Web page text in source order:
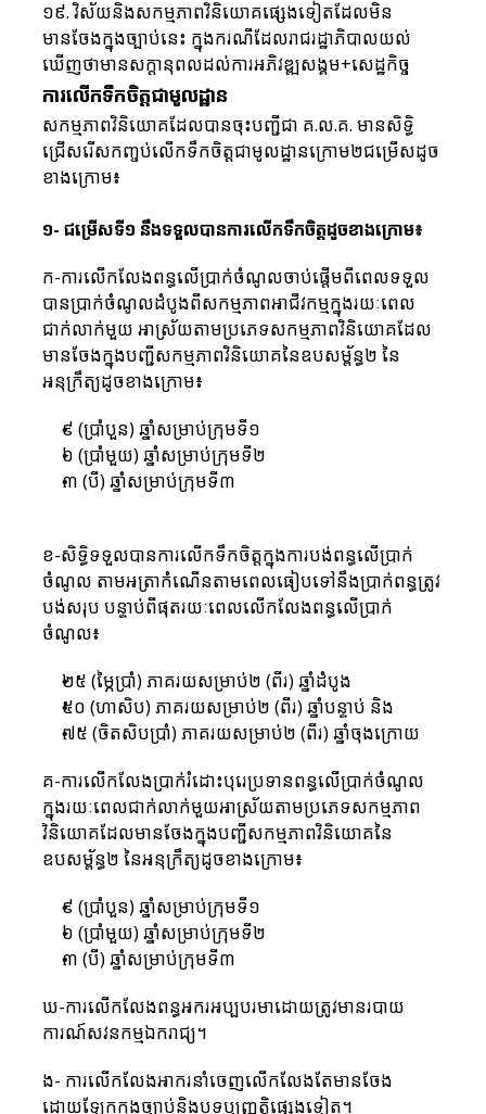
១៩. វិស័យនិងសកម្មភាពវិនិយោគផ្សេងទៀតដែលមិន
មានចែងក្នុងច្បាប់នេះ ក្នុងករណីដែលរាជរដ្ឋាភិបាលយល់
ឃើញថាមានសក្តានុពលដល់ការអភិវឌ្ឍសង្គម+សេដ្ឋកិច្ច
ការលើកទឹកចិត្តជាមូលដ្ឋាន
សកម្មភាពវិនិយោគដែលបានចុះបញ្ជីជា គ.ល.គ. មានសិទ្ធិ
ជ្រើសរើសកញ្ចប់លើកទឹកចិត្តជាមូលដ្ឋានក្រោម​២ជម្រើសដូច
ខាងក្រោម៖
១- ជម្រើសទី១ នឹងទទួលបានការលើកទឹកចិត្តដូចខាងក្រោម៖
ក-ការលើកលែងពន្ធលើប្រាក់ចំណូលចាប់ផ្តើមពីពេលទទួល
បានប្រាក់ចំណូលដំបូងពីសកម្មភាពអាជីវកម្មក្នុងរយៈពេល
ជាក់លាក់មួយ អាស្រ័យតាមប្រភេទសកម្មភាពវិនិយោគដែល
មានចែងក្នុងបញ្ជីសកម្មភាពវិនិយោគនៃឧបសម្ព័ន្ធ២ នៃ
អនុក្រឹត្យដូចខាងក្រោម៖
៩ (ប្រាំបួន) ឆ្នាំសម្រាប់ក្រុមទី១
៦ (ប្រាំមួយ) ឆ្នាំសម្រាប់ក្រុមទី២
៣ (បី) ឆ្នាំសម្រាប់ក្រុមទី៣
ខ-សិទ្ធិទទួលបានការលើកទឹកចិត្តក្នុងការបង់ពន្ធលើប្រាក់
ចំណូល តាមអត្រាកំណើនតាមពេលធៀបទៅនឹងប្រាក់ពន្ធត្រូវ
បង់សរុប បន្ទាប់ពីផុតរយៈពេលលើកលែងពន្ធលើប្រាក់
ចំណូល៖
២៥ (ម្ភៃប្រាំ) ភាគរយសម្រាប់២ (ពីរ) ឆ្នាំដំបូង
៥០ (ហាសិប) ភាគរយសម្រាប់២ (ពីរ) ឆ្នាំបន្ទាប់ និង
៧៥ (ចិតសិបប្រាំ) ភាគរយសម្រាប់២ (ពីរ) ឆ្នាំចុងក្រោយ
គ-ការលើកលែងប្រាក់រំដោះបុរេប្រទានពន្ធលើប្រាក់ចំណូល
ក្នុងរយៈពេលជាក់លាក់មួយអាស្រ័យតាមប្រភេទសកម្មភាព
វិនិយោគដែលមានចែងក្នុងបញ្ជីសកម្មភាពវិនិយោគនៃ
ឧបសម្ព័ន្ធ២ នៃអនុក្រឹត្យដូចខាងក្រោម៖
៩ (ប្រាំបួន) ឆ្នាំសម្រាប់ក្រុមទី១
៦ (ប្រាំមួយ) ឆ្នាំសម្រាប់ក្រុមទី២
៣ (បី) ឆ្នាំសម្រាប់ក្រុមទី៣
ឃ-ការលើកលែងពន្ធអករអប្បបរមាដោយត្រូវមានរបាយ
ការណ៍សវនកម្មឯករាជ្យ។
ង- ការលើកលែងអាករនាំចេញលើកលែងតែមានចែង
ដោយឡែកក្នុងច្បាប់និងបទប្បញ្ញត្តិផ្សេងទៀត។